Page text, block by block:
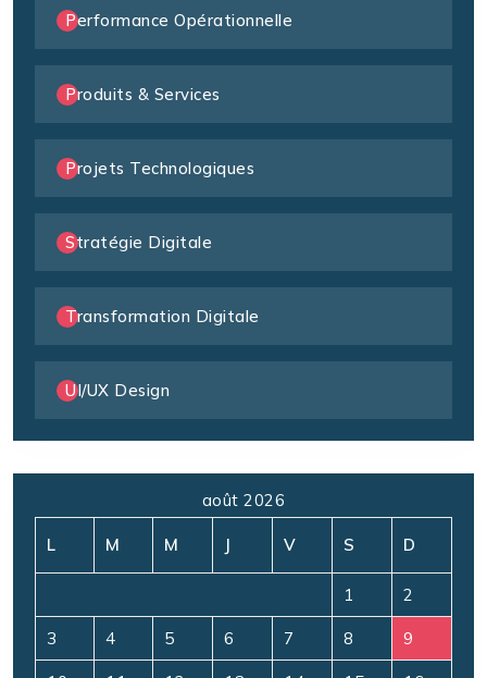
Performance Opérationnelle
Produits & Services
Projets Technologiques
Stratégie Digitale
Transformation Digitale
UI/UX Design
août 2026
L M M J V S D
1 2
3 4 5 6 7 8 9